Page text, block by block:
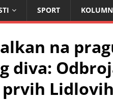
SPORT
na
diva: